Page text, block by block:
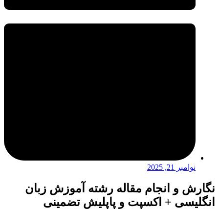
نوامبر 21, 2025
نگارش و انجام مقاله رشته آموزش زبان
انگلیسی + اکسپت و پاپلیش تضمینی